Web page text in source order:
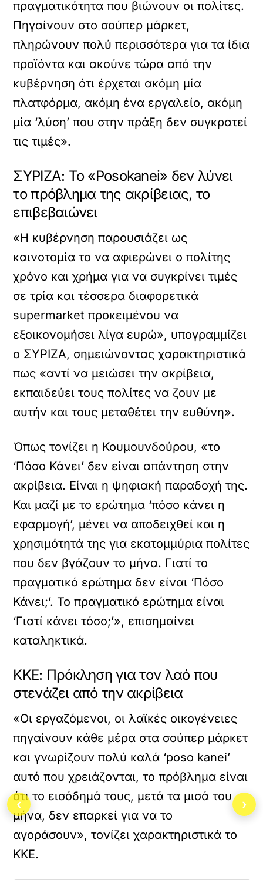
πραγματικότητα που βιώνουν οι πολίτες.
Πηγαίνουν στο σούπερ μάρκετ,
πληρώνουν πολύ περισσότερα για τα ίδια
προϊόντα και ακούνε τώρα από την
κυβέρνηση ότι έρχεται ακόμη μία
πλατφόρμα, ακόμη ένα εργαλείο, ακόμη
μία ‘λύση’ που στην πράξη δεν συγκρατεί
τις τιμές».
ΣΥΡΙΖΑ: Το «Posokanei» δεν λύνει
το πρόβλημα της ακρίβειας, το
επιβεβαιώνει
«Η κυβέρνηση παρουσιάζει ως
καινοτομία το να αφιερώνει ο πολίτης
χρόνο και χρήμα για να συγκρίνει τιμές
σε τρία και τέσσερα διαφορετικά
supermarket προκειμένου να
εξοικονομήσει λίγα ευρώ», υπογραμμίζει
ο ΣΥΡΙΖΑ, σημειώνοντας χαρακτηριστικά
πως «αντί να μειώσει την ακρίβεια,
εκπαιδεύει τους πολίτες να ζουν με
αυτήν και τους μεταθέτει την ευθύνη».
Όπως τονίζει η Κουμουνδούρου, «το
‘Πόσο Κάνει’ δεν είναι απάντηση στην
ακρίβεια. Είναι η ψηφιακή παραδοχή της.
Και μαζί με το ερώτημα ‘πόσο κάνει η
εφαρμογή’, μένει να αποδειχθεί και η
χρησιμότητά της για εκατομμύρια πολίτες
που δεν βγάζουν το μήνα. Γιατί το
πραγματικό ερώτημα δεν είναι ‘Πόσο
Κάνει;’. Το πραγματικό ερώτημα είναι
‘Γιατί κάνει τόσο;’», επισημαίνει
καταληκτικά.
KKE: Πρόκληση για τον λαό που
στενάζει από την ακρίβεια
«Οι εργαζόμενοι, οι λαϊκές οικογένειες
πηγαίνουν κάθε μέρα στα σούπερ μάρκετ
και γνωρίζουν πολύ καλά ‘poso kanei’
αυτό που χρειάζονται, το πρόβλημα είναι
ότι το εισόδημά τους, μετά τα μισά του
μήνα, δεν επαρκεί για να το
αγοράσουν», τονίζει χαρακτηριστικά το
ΚΚΕ.
‹ ›